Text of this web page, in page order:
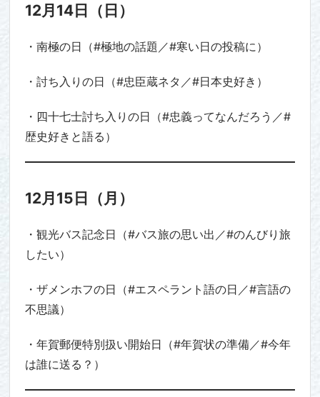
12月14日（日）
・南極の日（#極地の話題／#寒い日の投稿に）
・討ち入りの日（#忠臣蔵ネタ／#日本史好き）
・四十七士討ち入りの日（#忠義ってなんだろう／#
歴史好きと語る）
12月15日（月）
・観光バス記念日（#バス旅の思い出／#のんびり旅
したい）
・ザメンホフの日（#エスペラント語の日／#言語の
不思議）
・年賀郵便特別扱い開始日（#年賀状の準備／#今年
は誰に送る？）